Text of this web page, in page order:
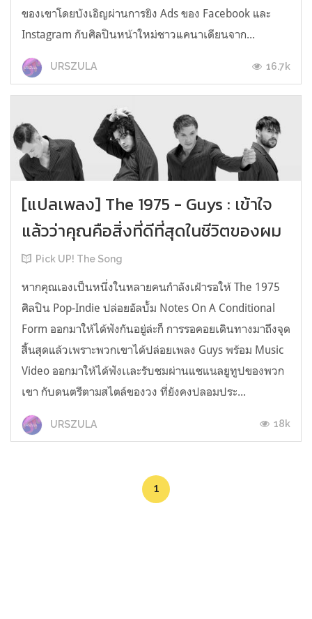
ของเขาโดยบังเอิญผ่านการยิง Ads ของ Facebook และ
Instagram กับศิลปินหน้าใหม่ชาวแคนาเดียนจาก...
URSZULA 16.7k
[แปลเพลง] The 1975 - Guys : เข้าใจ
แล้วว่าคุณคือสิ่งที่ดีที่สุดในชีวิตของผม
Pick UP! The Song
หากคุณเองเป็นหนึ่งในหลายคนกำลังเฝ้ารอให้ The 1975
ศิลปิน Pop-Indie ปล่อยอัลบั้ม Notes On A Conditional
Form ออกมาให้ได้ฟังกันอยู่ล่ะก็ การรอคอยเดินทางมาถึงจุด
สิ้นสุดแล้วเพราะพวกเขาได้ปล่อยเพลง Guys พร้อม Music
Video ออกมาให้ได้ฟังเเละรับชมผ่านแชแนลยูทูปของพวก
เขา กับดนตรีตามสไตล์ของวง ที่ยังคงปลอมประ...
URSZULA 18k
1